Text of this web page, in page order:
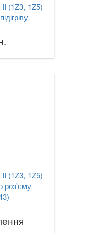
(1Z3, 1Z5)
(1Z3, 1Z5)
роз'єму